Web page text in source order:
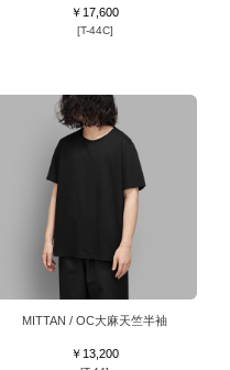
￥17,600
[T-44C]
MITTAN / OC大麻天竺半袖
￥13,200